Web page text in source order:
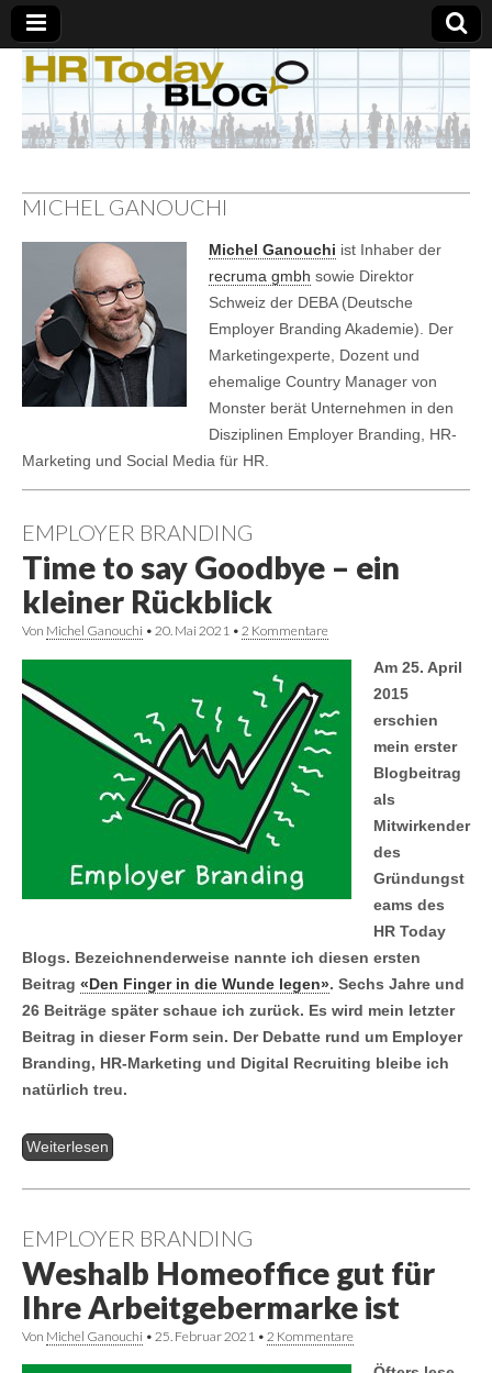
MICHEL GANOUCHI
Michel Ganouchi ist Inhaber der
recruma gmbh sowie Direktor
Schweiz der DEBA (Deutsche
Employer Branding Akademie). Der
Marketingexperte, Dozent und
ehemalige Country Manager von
Monster berät Unternehmen in den
Disziplinen Employer Branding, HR-
Marketing und Social Media für HR.
EMPLOYER BRANDING
Time to say Goodbye – ein
kleiner Rückblick
Von Michel Ganouchi • 20. Mai 2021 • 2 Kommentare
Am 25. April
2015
erschien
mein erster
Blogbeitrag
als
Mitwirkender
des
Gründungst
eams des
HR Today
Blogs. Bezeichnenderweise nannte ich diesen ersten
Beitrag «Den Finger in die Wunde legen». Sechs Jahre und
26 Beiträge später schaue ich zurück. Es wird mein letzter
Beitrag in dieser Form sein. Der Debatte rund um Employer
Branding, HR-Marketing und Digital Recruiting bleibe ich
natürlich treu.
Weiterlesen
EMPLOYER BRANDING
Weshalb Homeoffice gut für
Ihre Arbeitgebermarke ist
Von Michel Ganouchi • 25. Februar 2021 • 2 Kommentare